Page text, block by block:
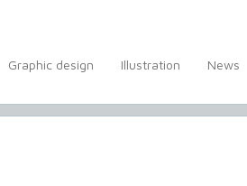
Graphic design Illustration News